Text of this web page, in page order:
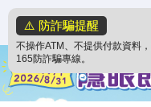
⚠️ 防詐騙提醒
不操作ATM、不提供付款資料
165防詐騙專線。